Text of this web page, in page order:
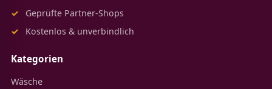
Geprüfte Partner-Shops
Kostenlos & unverbindlich
Kategorien
Wäsche